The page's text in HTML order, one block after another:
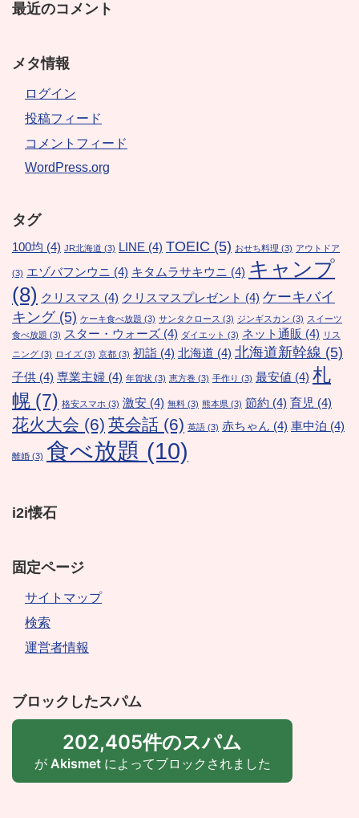
最近のコメント
メタ情報
ログイン
投稿フィード
コメントフィード
WordPress.org
タグ
100均 (4) JR北海道 (3) LINE (4) TOEIC (5) おせち料理 (3) アウトドア
(3) エゾバフンウニ (4) キタムラサキウニ (4) キャンプ
(8) クリスマス (4) クリスマスプレゼント (4) ケーキバイ
キング(5) ケーキ食べ放題 (3) サンタクロース (3) ジンギスカン (3) スイーツ
食べ放題 (3) スター・ウォーズ (4) ダイエット (3) ネット通販 (4) リス
ニング (3) ロイズ (3) 京都 (3) 初詣 (4) 北海道 (4) 北海道新幹線 (5)
子供 (4) 専業主婦 (4) 年賀状 (3) 恵方巻 (3) 手作り (3) 最安値 (4) 札
幌 (7) 格安スマホ (3) 激安 (4) 無料 (3) 熊本県 (3) 節約 (4) 育児 (4)
花火大会 (6) 英会話 (6) 英語 (3) 赤ちゃん (4) 車中泊 (4)
離婚 (3) 食べ放題 (10)
i2i懐石
固定ページ
サイトマップ
検索
運営者情報
ブロックしたスパム
202,405件のスパム
が Akismetによってブロックされました